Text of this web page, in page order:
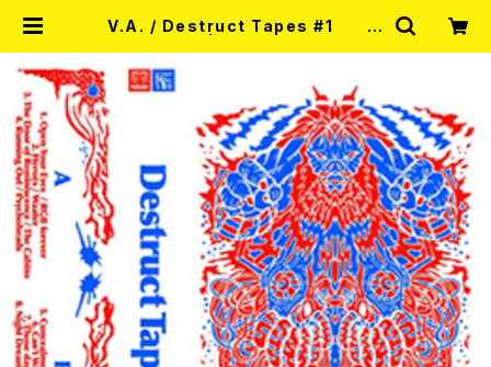
V.A. / Destruct Tapes #1 カ